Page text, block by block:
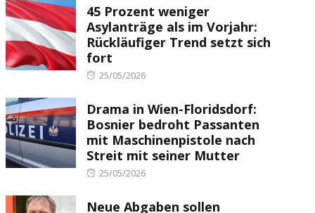
45 Prozent weniger
Asylanträge als im Vorjahr:
Rückläufiger Trend setzt sich
fort
Posted
25/05/2026
Drama in Wien-Floridsdorf:
Bosnier bedroht Passanten
mit Maschinenpistole nach
Streit mit seiner Mutter
Posted
25/05/2026
Neue Abgaben sollen